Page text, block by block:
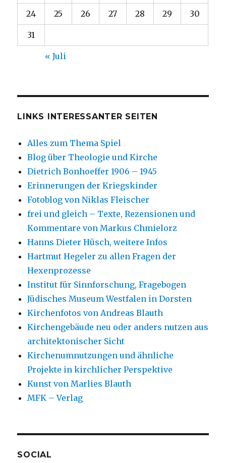
24 25 26 27 28 29 30
31
« Juli
LINKS INTERESSANTER SEITEN
Alles zum Thema Spiel
Blog über Theologie und Kirche
Dietrich Bonhoeffer 1906 – 1945
Erinnerungen der Kriegskinder
Fotoblog von Niklas Fleischer
frei und gleich – Texte, Rezensionen und
Kommentare von Markus Chmielorz
Hanns Dieter Hüsch, weitere Infos
Hartmut Hegeler zu allen Fragen der
Hexenprozesse
Institut für Sinnforschung, Fragebogen
Jüdisches Museum Westfalen in Dorsten
Kirchenfotos von Andreas Blauth
Kirchengebäude neu oder anders nutzen aus
architektonischer Sicht
Kirchenumnutzungen und ähnliche
Projekte in kirchlicher Perspektive
Kunst von Marlies Blauth
MFK – Verlag
SOCIAL